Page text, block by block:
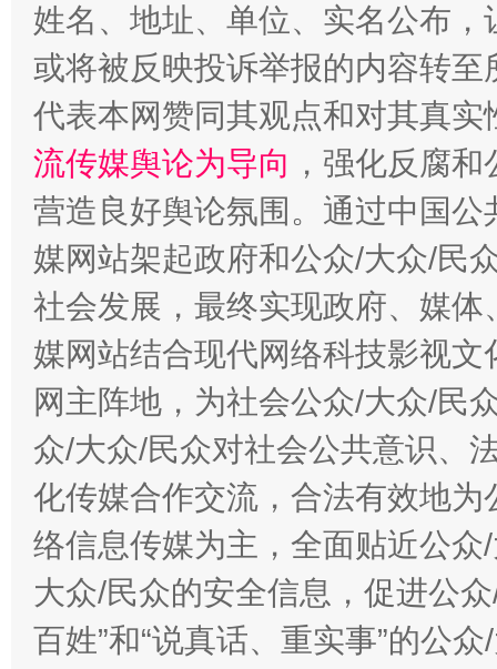
这是一记警钟！ 谢
在谋一域中谋全局
姓名、地址、单位、实名公布
或将被反映投诉举报的内容转
代表本网赞同其观点和对其真实
流传媒舆论为导向 ，强化反腐
营造良好舆论氛围。通过中国
媒网站架起政府和公众/大众/民
社会发展，最终实现政府、媒
媒网站结合现代网络科技影视
网主阵地，为社会公众/大众/民
众/大众/民众对社会公共意识、
化传媒合作交流，合法有效地
络信息传媒为主，全面贴近公
大众/民众的安全信息，促进公
百姓”和“说真话、重实事”的公